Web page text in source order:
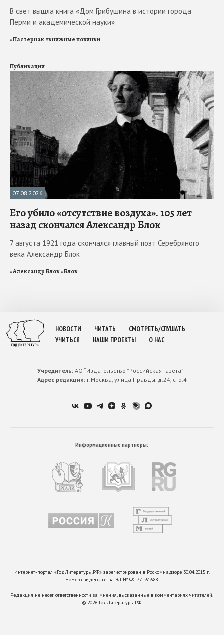
В свет вышла книга «Дом Грибушина в истории города
Перми и академической науки»
#Пастернак#книжные новинки
Публикации
07.08.2026
Его убило «отсутствие воздуха». 105 лет
назад скончался Александр Блок
7 августа 1921 года скончался главный поэт Серебряного
века Александр Блок
#Александр Блок#Блок
НОВОСТИ ЧИТАТЬ
СМОТРЕТЬ/СЛУШАТЬ
УЧИТЬСЯ
НАШИ ПРОЕКТЫ О НАС
Учредитель:АО “Издательство ”Российская Газета”
Адрес редакции:г.Москва, улица Правды. д.24, стр.4
Информационные партнеры:
Интернет-портал «ГодЛитературы.РФ» зарегистрирован в Роскомнадзоре 30.04.2015 г.
Номер свидетельства ЭЛ № ФС 77 - 61688.
Редакция не несет ответственности за мнения, высказанные в комментариях читателей.
© 2026 ГодЛитературы.РФ